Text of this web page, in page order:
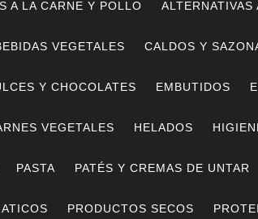
A LA CARNE Y POLLO ALTERNATIVAS
VEGETALES CALDOS Y
Y CHOCOLATES EMBUTIDOS
VEGETALES HELADOS
PASTA PATÉS Y CREMAS DE UNTAR
PRODUCTOS SECOS